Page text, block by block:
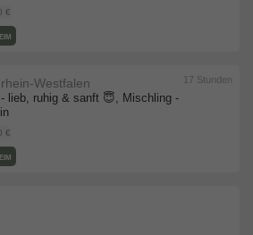
€
- lieb, ruhig & sanft 😇, Mischling -
Westfalen
€
17 Stunden